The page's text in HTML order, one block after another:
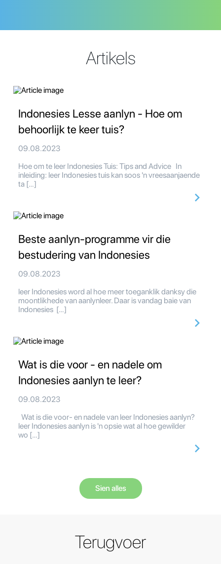
Artikels
Indonesies Lesse aanlyn - Hoe om
behoorlijk te keer tuis?
09.08.2023
Hoe om te leer Indonesies Tuis: Tips and Advice In
inleiding: leer Indonesies tuis kan soos 'n vreesaanjaende
ta […]
Beste aanlyn-programme vir die
bestudering van Indonesies
09.08.2023
leer Indonesies word al hoe meer toeganklik danksy die
moontlikhede van aanlynleer. Daar is vandag baie van
Indonesies […]
Wat is die voor - en nadele om
Indonesies aanlyn te leer?
09.08.2023
Wat is die voor- en nadele van leer Indonesies aanlyn?
leer Indonesies aanlyn is 'n opsie wat al hoe gewilder
wo […]
Sien alles
Terugvoer